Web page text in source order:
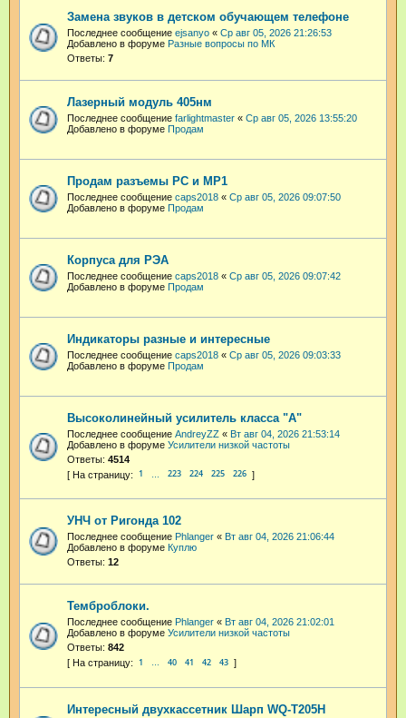
Замена звуков в детском обучающем телефоне
Последнее сообщение ejsanyo « Ср авг 05, 2026 21:26:53
Добавлено в форуме Разные вопросы по МК
Ответы: 7
Лазерный модуль 405нм
Последнее сообщение farlightmaster « Ср авг 05, 2026 13:55:20
Добавлено в форуме Продам
Продам разъемы РС и МР1
Последнее сообщение caps2018 « Ср авг 05, 2026 09:07:50
Добавлено в форуме Продам
Корпуса для РЭА
Последнее сообщение caps2018 « Ср авг 05, 2026 09:07:42
Добавлено в форуме Продам
Индикаторы разные и интересные
Последнее сообщение caps2018 « Ср авг 05, 2026 09:03:33
Добавлено в форуме Продам
Высоколинейный усилитель класса "А"
Последнее сообщение AndreyZZ « Вт авг 04, 2026 21:53:14
Добавлено в форуме Усилители низкой частоты
Ответы: 4514
1 223 224 225 226
УНЧ от Ригонда 102
Последнее сообщение Phlanger « Вт авг 04, 2026 21:06:44
Добавлено в форуме Куплю
Ответы: 12
Темброблоки.
Последнее сообщение Phlanger « Вт авг 04, 2026 21:02:01
Добавлено в форуме Усилители низкой частоты
Ответы: 842
1 … 40 41 42 43
Интересный двухкассетник Шарп WQ-T205H